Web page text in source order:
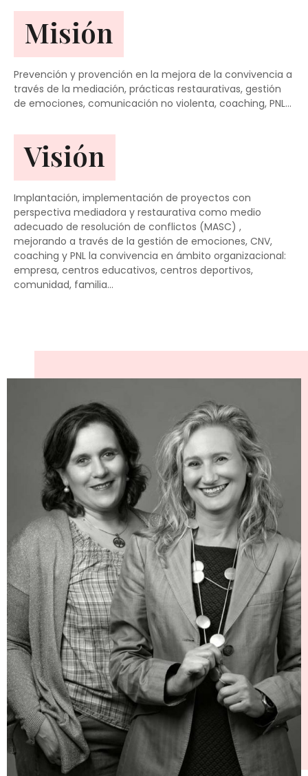
Misión
Prevención y provención en la mejora de la convivencia a
través de la mediación, prácticas restaurativas, gestión
de emociones, comunicación no violenta, coaching, PNL…
Visión
Implantación, implementación de proyectos con
perspectiva mediadora y restaurativa como medio
adecuado de resolución de conflictos (MASC) ,
mejorando a través de la gestión de emociones, CNV,
coaching y PNL la convivencia en ámbito organizacional:
empresa, centros educativos, centros deportivos,
comunidad, familia…